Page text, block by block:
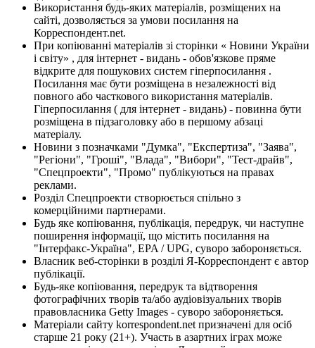
Використання будь-яких матеріалів, розміщених на
сайті, дозволяється за умови посилання на
Корреспондент.net.
При копіюванні матеріалів зі сторінки « Новини України
і світу» , для інтернет - видань - обов'язкове пряме
відкрите для пошукових систем гіперпосилання .
Посилання має бути розміщена в незалежності від
повного або часткового використання матеріалів.
Гіперпосилання ( для інтернет - видань) - повинна бути
розміщена в підзаголовку або в першому абзаці
матеріалу.
Новини з позначками "Думка", "Експертиза", "Заява",
"Регіони", "Гроші", "Влада", "Вибори", "Тест-драйв",
"Спецпроекти", "Промо" публікуються на правах
реклами.
Розділ Спецпроекти створюється спільно з
комерційними партнерами.
Будь яке копіювання, публікація, передрук, чи наступне
поширення інформації, що містить посилання на
"Інтерфакс-Україна", EPA / UPG, суворо забороняється.
Власник веб-сторінки в розділі Я-Корреспондент є автор
публікації.
Будь-яке копіювання, передрук та відтворення
фотографічних творів та/або аудіовізуальних творів
правовласника Getty Images - суворо забороняється.
Матеріали сайту korrespondent.net призначені для осіб
старше 21 року (21+). Участь в азартних іграх може